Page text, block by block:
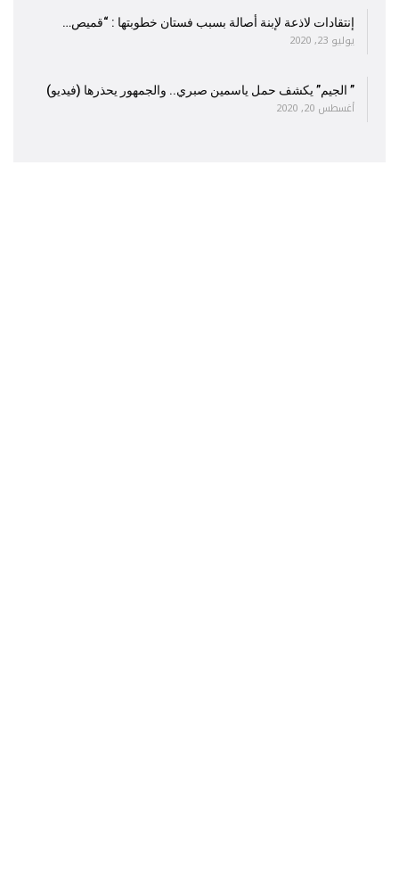
إنتقادات لاذعة لإبنة أصالة بسبب فستان خطوبتها : “قميص…
يوليو 23, 2020
” الجيم” يكشف حمل ياسمين صبري.. والجمهور يحذرها (فيديو)
أغسطس 20, 2020